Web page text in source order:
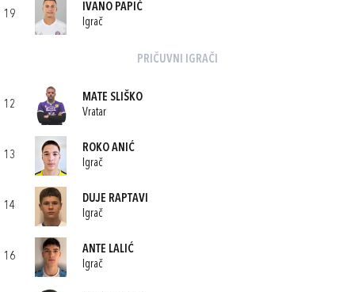
19
IVANO PAPIĆ
Igrač
PRIČUVNI IGRAČI
12
MATE SLIŠKO
Vratar
13
ROKO ANIĆ
Igrač
14
DUJE RAPTAVI
Igrač
16
ANTE LALIĆ
Igrač